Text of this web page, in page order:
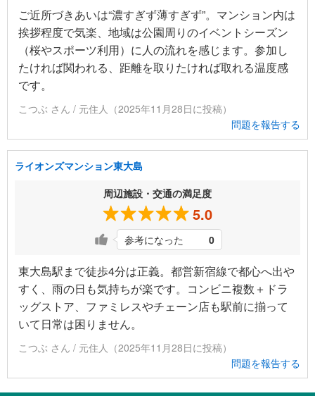
ご近所づきあいは“濃すぎず薄すぎず”。マンション内は
挨拶程度で気楽、地域は公園周りのイベントシーズン
（桜やスポーツ利用）に人の流れを感じます。参加し
たければ関われる、距離を取りたければ取れる温度感
です。
こつぶ さん / 元住人（2025年11月28日に投稿）
問題を報告する
ライオンズマンション東大島
周辺施設・交通の満足度
5.0
参考になった 0
東大島駅まで徒歩4分は正義。都営新宿線で都心へ出や
すく、雨の日も気持ちが楽です。コンビニ複数＋ドラ
ッグストア、ファミレスやチェーン店も駅前に揃って
いて日常は困りません。
こつぶ さん / 元住人（2025年11月28日に投稿）
問題を報告する